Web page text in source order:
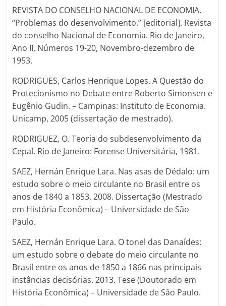
REVISTA DO CONSELHO NACIONAL DE ECONOMIA.
“Problemas do desenvolvimento.” [editorial]. Revista
do conselho Nacional de Economia. Rio de Janeiro,
Ano II, Números 19-20, Novembro-dezembro de
1953.
RODRIGUES, Carlos Henrique Lopes. A Questão do
Protecionismo no Debate entre Roberto Simonsen e
Eugênio Gudin. – Campinas: Instituto de Economia.
Unicamp, 2005 (dissertação de mestrado).
RODRIGUEZ, O. Teoria do subdesenvolvimento da
Cepal. Rio de Janeiro: Forense Universitária, 1981.
SAEZ, Hernán Enrique Lara. Nas asas de Dédalo: um
estudo sobre o meio circulante no Brasil entre os
anos de 1840 a 1853. 2008. Dissertação (Mestrado
em História Econômica) – Universidade de São
Paulo.
SAEZ, Hernán Enrique Lara. O tonel das Danaídes:
um estudo sobre o debate do meio circulante no
Brasil entre os anos de 1850 a 1866 nas principais
instâncias decisórias. 2013. Tese (Doutorado em
História Econômica) – Universidade de São Paulo.